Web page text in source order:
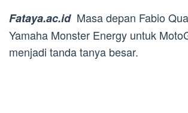
Fataya.ac.id Masa depan Fabio
Yamaha Monster Energy untuk
menjadi tanda tanya besar.